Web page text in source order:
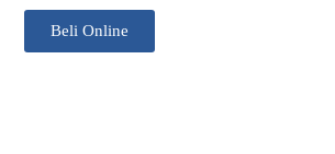
Beli Online